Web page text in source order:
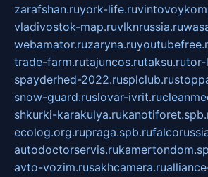
zarafshan.ruyork-life.ru
vladivostok-map.ruvlknrussia.ru
webamator.ruzaryna.ru
trade-farm.rutajuncos.rutaksu.rutor-
spayderhed-2022.rusplclub.ru
snow-guard.ruslovar-ivrit.ru
shkurki-karakulya.ru
ecolog.org.rupraga.spb.ru
autodoctorservis.ru
avto-vozim.rusakhcamera.ru